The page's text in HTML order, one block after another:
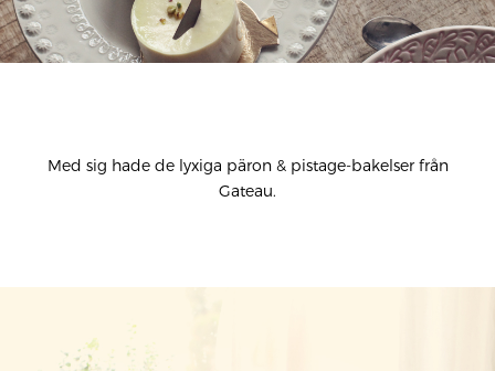
Med sig hade de lyxiga päron & pistage-bakelser från
Gateau.